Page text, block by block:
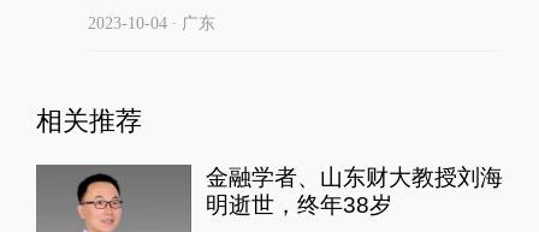
2023-10-04∙ 广东
相关推荐
金融学者、山东财大教授刘海
明逝世，终年38岁